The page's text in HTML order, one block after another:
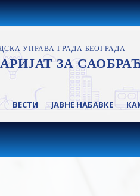
ВЕСТИ ЈАВНЕ НАБАВКЕ